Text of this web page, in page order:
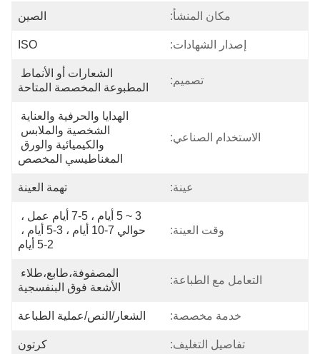
مكان المنشأ: الصين
إصدار الشهادات: ISO
تصميم:
المطبوعة المخصصة المتاحة
الاستخدام الصناعي:
المغناطيسي المخصص
عينة: تهمة العينة
وقت العينة:
2-5 أيام
التعامل مع الطباعة:
الأشعة فوق البنفسجية
خدمة مخصصة: الشعار/النص/عملية الطباعة
تفاصيل التغليف: كرتون